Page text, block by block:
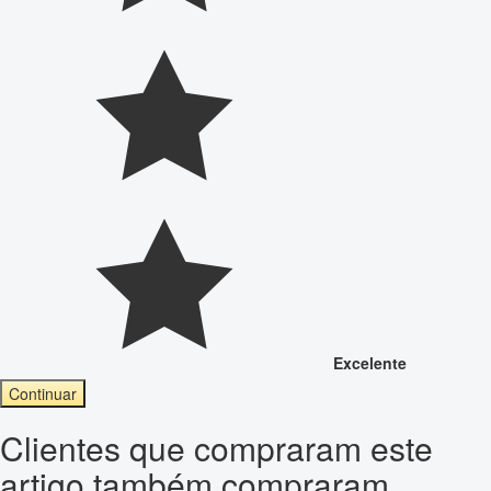
Excelente
Continuar
Clientes que compraram este